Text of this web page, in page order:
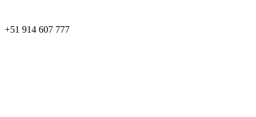
+51 914 607 777